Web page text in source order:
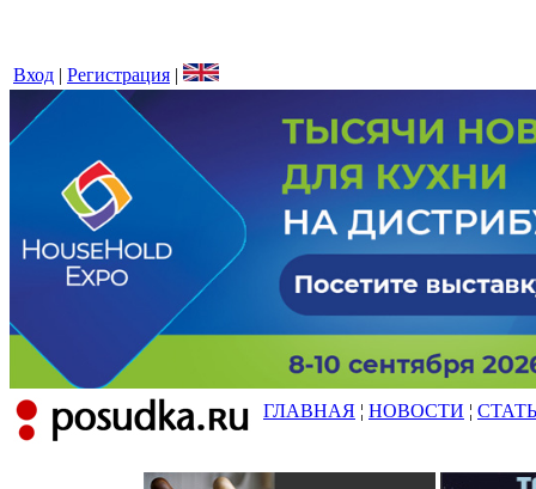
Вход | Регистрация |
ГЛАВНАЯ ¦ НОВОСТИ ¦